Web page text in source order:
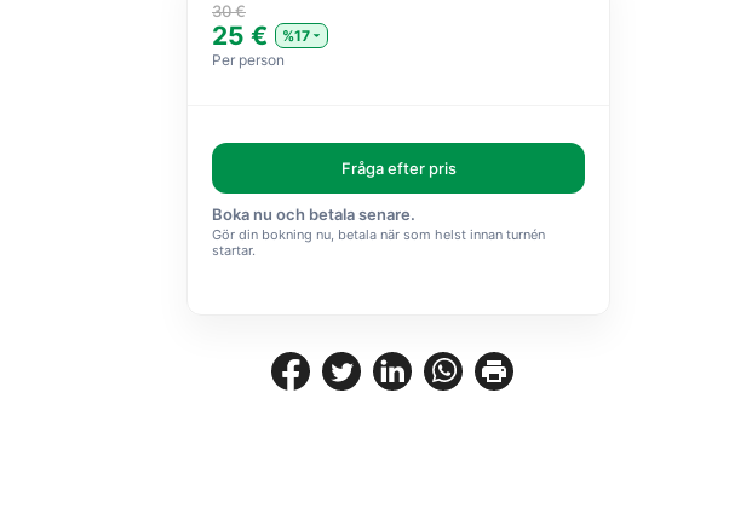
30 €
25 €
%17
Per person
Fråga efter pris
Boka nu och betala senare.
Gör din bokning nu, betala när som helst innan turnén
startar.